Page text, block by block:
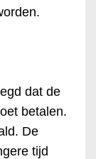
dat de
betalen.
De
tijd